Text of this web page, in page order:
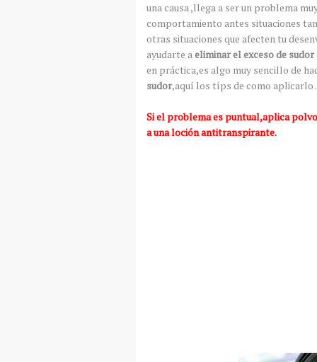
una causa ,llega a ser un problema
comportamiento antes situaciones
otras situaciones que afecten tu
ayudarte aeliminar el exceso de sudor
en práctica,es algo muy sencillo de
sudor,aquí los típs de como aplicarlo
Si el problema es puntual,aplica
a una loción antitranspirante.